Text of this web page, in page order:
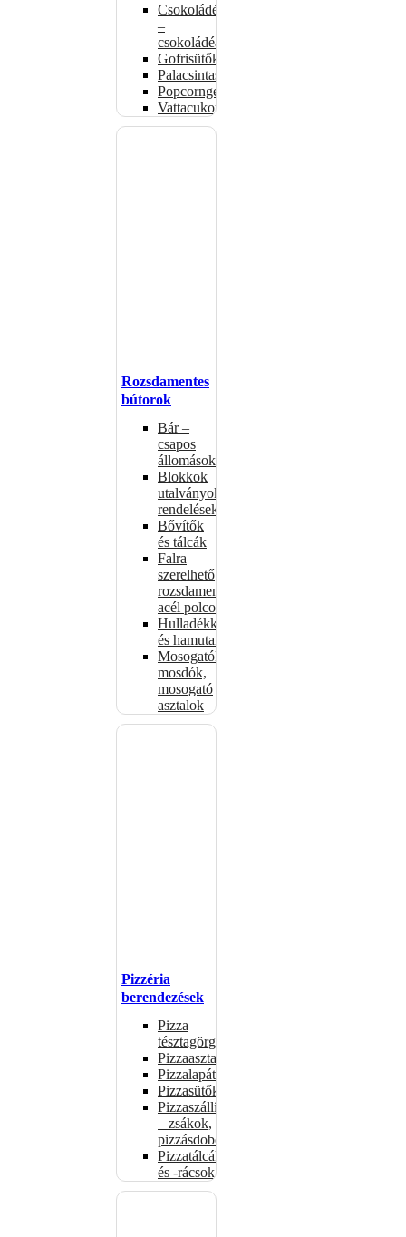
Csokoládémelegítők
–
csokoládéadagolók
Gofrisütők
Palacsintasütők
Popcorngépek
Vattacukorgép
Rozsdamentes
bútorok
Bár –
csapos
állomások
Blokkok
utalványokhoz,
rendelésekhez
Bővítők
és tálcák
Falra
szerelhető
rozsdamentes
acél polcok
Hulladékkosarak
és hamutartók
Mosogatók,
mosdók,
mosogató
asztalok
Pizzéria
berendezések
Pizza
tésztagörgők
Pizzaasztalok
Pizzalapátok
Pizzasütők
Pizzaszállítás
– zsákok,
pizzásdobozok
Pizzatálcák
és -rácsok